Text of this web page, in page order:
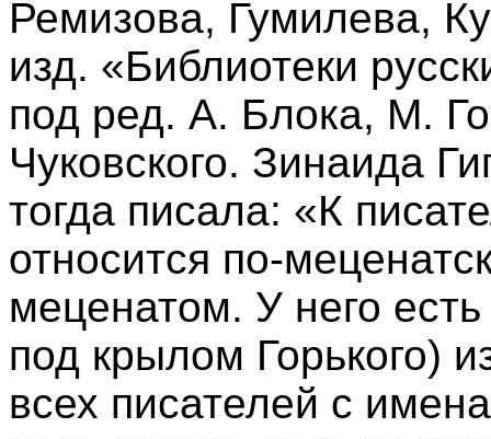
Ремизова, Гумилева,
изд. «Библиотеки
под ред. А. Блока, М.
Чуковского. Зинаида
тогда писала: «К
относится по-
меценатом. У него
под крылом Горького)
всех писателей с